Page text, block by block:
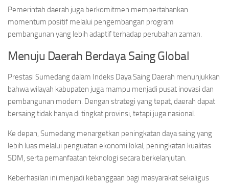
Pemerintah daerah juga berkomitmen mempertahankan
momentum positif melalui pengembangan program
pembangunan yang lebih adaptif terhadap perubahan zaman.
Menuju Daerah Berdaya Saing Global
Prestasi Sumedang dalam Indeks Daya Saing Daerah menunjukkan
bahwa wilayah kabupaten juga mampu menjadi pusat inovasi dan
pembangunan modern. Dengan strategi yang tepat, daerah dapat
bersaing tidak hanya di tingkat provinsi, tetapi juga nasional.
Ke depan, Sumedang menargetkan peningkatan daya saing yang
lebih luas melalui penguatan ekonomi lokal, peningkatan kualitas
SDM, serta pemanfaatan teknologi secara berkelanjutan.
Keberhasilan ini menjadi kebanggaan bagi masyarakat sekaligus